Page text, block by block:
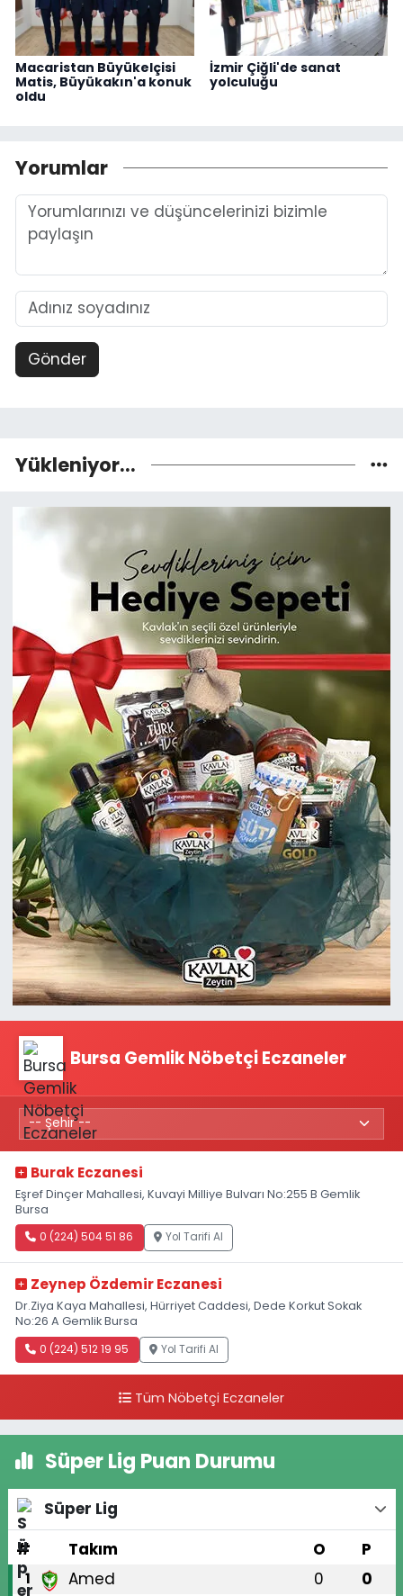
Macaristan Büyükelçisi
Matis, Büyükakın'a konuk
oldu
İzmir Çiğli'de sanat
yolculuğu
Yorumlar
Gönder
Yükleniyor...
Bursa Gemlik Nöbetçi Eczaneler
Burak Eczanesi
Eşref Dinçer Mahallesi, Kuvayi Milliye Bulvarı No:255 B Gemlik
Bursa
0 (224) 504 51 86 Yol Tarifi Al
Zeynep Özdemir Eczanesi
Dr.Ziya Kaya Mahallesi, Hürriyet Caddesi, Dede Korkut Sokak
No:26 A Gemlik Bursa
0 (224) 512 19 95 Yol Tarifi Al
Tüm Nöbetçi Eczaneler
Süper Lig Puan Durumu
Süper Lig
#
Takım O P
1 Amed 0 0